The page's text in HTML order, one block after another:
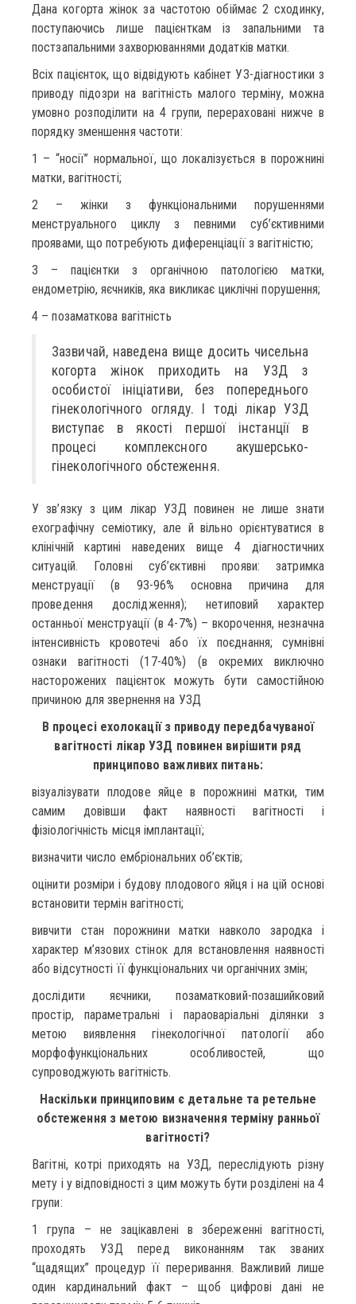
Дана когорта жінок за частотою обіймає 2 сходинку,
поступаючись лише пацієнткам із запальними та
постзапальними захворюваннями додатків матки.
Всіх пацієнток, що відвідують кабінет УЗ-діагностики з
приводу підозри на вагітність малого терміну, можна
умовно розподілити на 4 групи, перераховані нижче в
порядку зменшення частоти:
1 – “носії” нормальної, що локалізується в порожнині
матки, вагітності;
2 – жінки з функціональними порушеннями
менструального циклу з певними суб’єктивними
проявами, що потребують диференціації з вагітністю;
3 – пацієнтки з органічною патологією матки,
ендометрію, яєчників, яка викликає циклічні порушення;
4 – позаматкова вагітність
Зазвичай, наведена вище досить чисельна
когорта жінок приходить на УЗД з
особистої ініціативи, без попереднього
гінекологічного огляду. І тоді лікар УЗД
виступає в якості першої інстанції в
процесі комплексного акушерсько-
гінекологічного обстеження.
У зв’язку з цим лікар УЗД повинен не лише знати
ехографічну семіотику, але й вільно орієнтуватися в
клінічній картині наведених вище 4 діагностичних
ситуацій. Головні суб’єктивні прояви: затримка
менструації (в 93-96% основна причина для
проведення дослідження); нетиповий характер
останньої менструації (в 4-7%) – вкорочення, незначна
інтенсивність кровотечі або їх поєднання; сумнівні
ознаки вагітності (17-40%) (в окремих виключно
насторожених пацієнток можуть бути самостійною
причиною для звернення на УЗД
В процесі ехолокації з приводу передбачуваної
вагітності лікар УЗД повинен вирішити ряд
принципово важливих питань:
візуалізувати плодове яйце в порожнині матки, тим
самим довівши факт наявності вагітності і
фізіологічність місця імплантації;
визначити число ембріональних об’єктів;
оцінити розміри і будову плодового яйця і на цій основі
встановити термін вагітності;
вивчити стан порожнини матки навколо зародка і
характер м’язових стінок для встановлення наявності
або відсутності її функціональних чи органічних змін;
дослідити яєчники, позаматковий-позашийковий
простір, параметральні і параоваріальні ділянки з
метою виявлення гінекологічної патології або
морфофункціональних особливостей, що
супроводжують вагітність.
Наскільки принциповим є детальне та ретельне
обстеження з метою визначення терміну ранньої
вагітності?
Вагітні, котрі приходять на УЗД, переслідують різну
мету і у відповідності з цим можуть бути розділені на 4
групи:
1 група – не зацікавлені в збереженні вагітності,
проходять УЗД перед виконанням так званих
“щадящих” процедур її переривання. Важливий лише
один кардинальний факт – щоб цифрові дані не